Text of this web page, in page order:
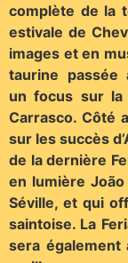
complète de la
estivale de
images et en
taurine passée
un focus sur la
Carrasco. Côté
sur les succès
de la dernière
en lumière
Séville, et qui
saintoise. La
sera également